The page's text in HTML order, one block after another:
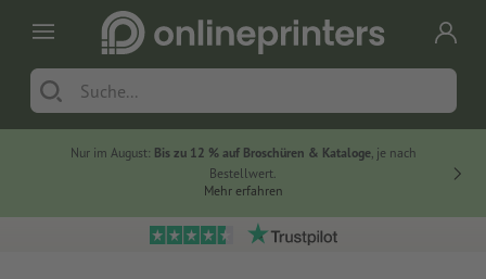
Nur im August: Bis zu 12 % auf Broschüren & Kataloge, je nach
Bestellwert.
Mehr erfahren